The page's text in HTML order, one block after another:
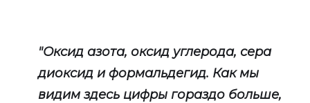
"Оксид азота, оксид углерода, сера
диоксид и формальдегид. Как мы
видим здесь цифры гораздо больше,